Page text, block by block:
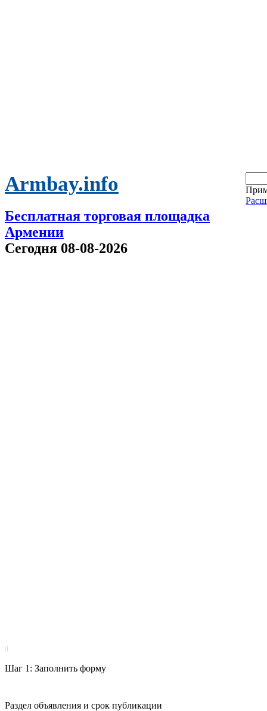
Armbay.info
Бесплатная торговая площадка
Армении
Сегодня 08-08-2026
Шаг 1: Заполнить форму
Раздел объявления и срок публикации